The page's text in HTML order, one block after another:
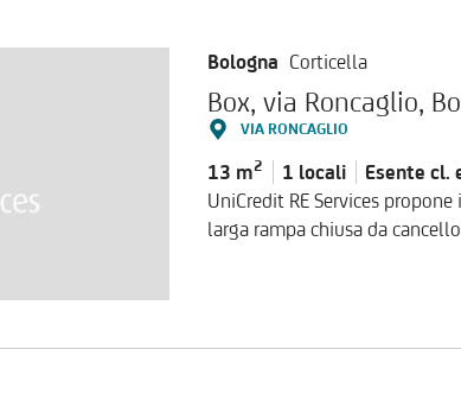
Bologna Corticella
Box, via Roncaglio,
VIA RONCAGLIO
13 m2 1 locali Esente cl.
UniCredit RE Services
larga rampa chiusa da cancello elettrico. Il garage presenta una
personalizzata sulle vostre